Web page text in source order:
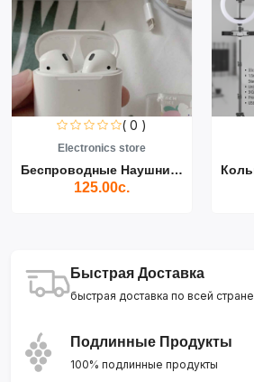
( 0 )
Electronics store
Беспроводные Наушники Air...
125.00с.
Быстрая Доставка
быстрая доставка по всей стране
Подлинные Продукты
100% подлинные продукты